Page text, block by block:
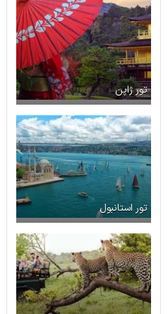
تور ژاپن
تور استانبول